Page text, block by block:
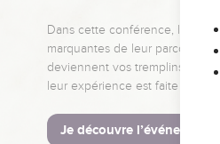
Dans cette conférence,
marquantes de leur parcours
deviennent vos tremplins.
leur expérience est faite pour
Je découvre l’événement